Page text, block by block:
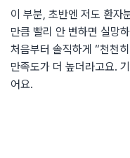
이 부분, 초반엔 저도 환자
만큼 빨리 안 변하면 실망
처음부터 솔직하게 “천천
만족도가 더 높더라고요.
어요.